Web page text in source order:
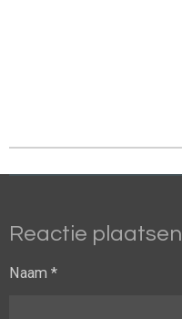
Reactie plaatsen
Naam *